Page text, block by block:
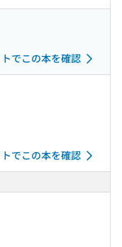
でこの本を確認
でこの本を確認